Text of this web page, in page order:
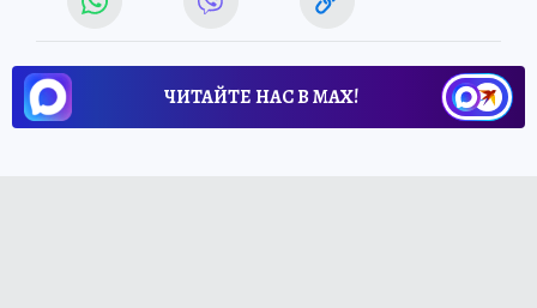
ЧИТАЙТЕ НАС В МАХ!